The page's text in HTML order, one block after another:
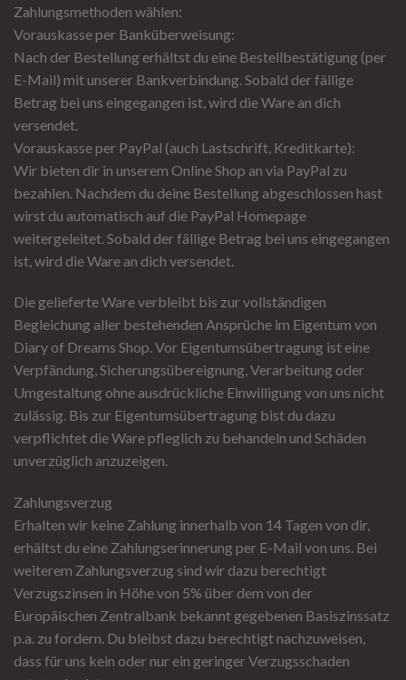
Zahlungsmethoden wählen:
Vorauskasse per Banküberweisung:
Nach der Bestellung erhältst du eine Bestellbestätigung (per
E-Mail) mit unserer Bankverbindung. Sobald der fällige
Betrag bei uns eingegangen ist, wird die Ware an dich
versendet.
Vorauskasse per PayPal (auch Lastschrift, Kreditkarte):
Wir bieten dir in unserem Online Shop an via PayPal zu
bezahlen. Nachdem du deine Bestellung abgeschlossen hast
wirst du automatisch auf die PayPal Homepage
weitergeleitet. Sobald der fällige Betrag bei uns eingegangen
ist, wird die Ware an dich versendet.
Die gelieferte Ware verbleibt bis zur vollständigen
Begleichung aller bestehenden Ansprüche im Eigentum von
Diary of Dreams Shop. Vor Eigentumsübertragung ist eine
Verpfändung, Sicherungsübereignung, Verarbeitung oder
Umgestaltung ohne ausdrückliche Einwilligung von uns nicht
zulässig. Bis zur Eigentumsübertragung bist du dazu
verpflichtet die Ware pfleglich zu behandeln und Schäden
unverzüglich anzuzeigen.
Zahlungsverzug
Erhalten wir keine Zahlung innerhalb von 14 Tagen von dir,
erhältst du eine Zahlungserinnerung per E-Mail von uns. Bei
weiterem Zahlungsverzug sind wir dazu berechtigt
Verzugszinsen in Höhe von 5% über dem von der
Europäischen Zentralbank bekannt gegebenen Basiszinssatz
p.a. zu fordern. Du bleibst dazu berechtigt nachzuweisen,
dass für uns kein oder nur ein geringer Verzugsschaden